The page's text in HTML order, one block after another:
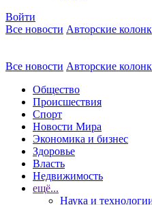
Войти
Все новости Авторские
Все новости Авторские
Общество
Происшествия
Спорт
Новости Мира
Экономика и бизнес
Здоровье
Власть
Недвижимость
ещё...
Наука и